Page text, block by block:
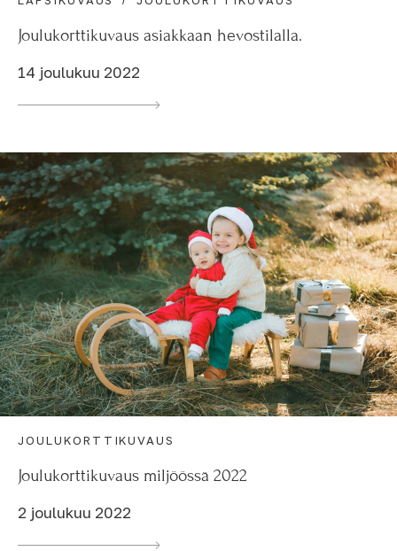
Joulukorttikuvaus asiakkaan hevostilalla.
14 joulukuu 2022
JOULUKORTTIKUVAUS
Joulukorttikuvaus miljöössä 2022
2 joulukuu 2022